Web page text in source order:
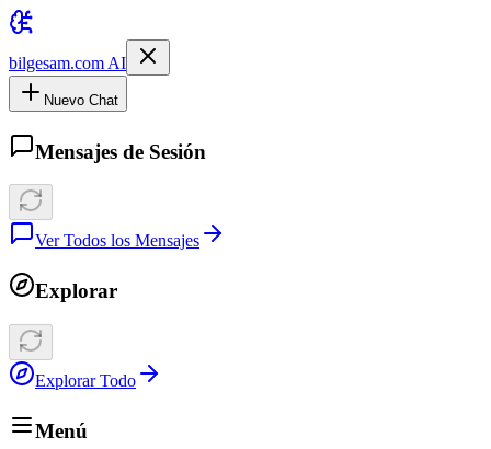
bilgesam.com AI
Nuevo Chat
Mensajes de Sesión
Ver Todos los Mensajes
Explorar
Explorar Todo
Menú